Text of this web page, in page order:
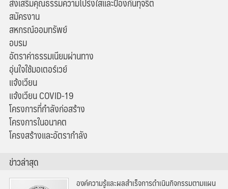
สมัครงาน
สหกรณ์ออมทรัพย์
อบรม
อัตราค่าธรรมเนียมผ่านทาง
อุ่นใจใช้มอเตอร์เวย์
แจ้งเวียน
แจ้งเวียน COVID-19
โครงการที่กำลังก่อสร้าง
โครงการในอนาคต
โครงสร้างและอัตรากำลัง
ข่าวล่าสุด
องค์ความรู้และผลสำเร็จการดำเนินกิจกรรมตามแผน